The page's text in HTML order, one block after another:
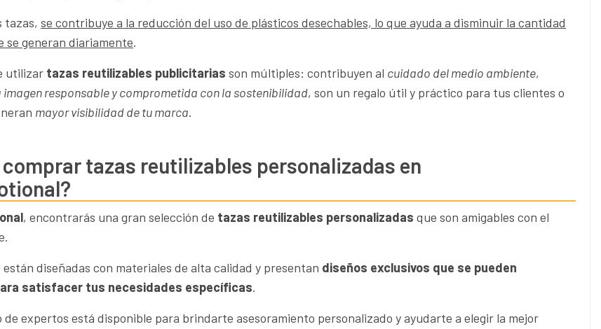
tazas, se contribuye a la reducción del uso de plásticos desechables, lo que ayuda a disminuir la cantidad
se generan diariamente.
utilizar tazas reutilizables publicitarias son múltiples: contribuyen al cuidado del medio ambiente,
imagen responsable y comprometida con la sostenibilidad, son un regalo útil y práctico para tus clientes o
mayor visibilidad de tu marca.
comprar tazas reutilizables personalizadas en
, encontrarás una gran selección de tazas reutilizables personalizadas que son amigables con el
diseñadas con materiales de alta calidad y presentan diseños exclusivos que se pueden
satisfacer tus necesidades específicas.
de expertos está disponible para brindarte asesoramiento personalizado y ayudarte a elegir la mejor